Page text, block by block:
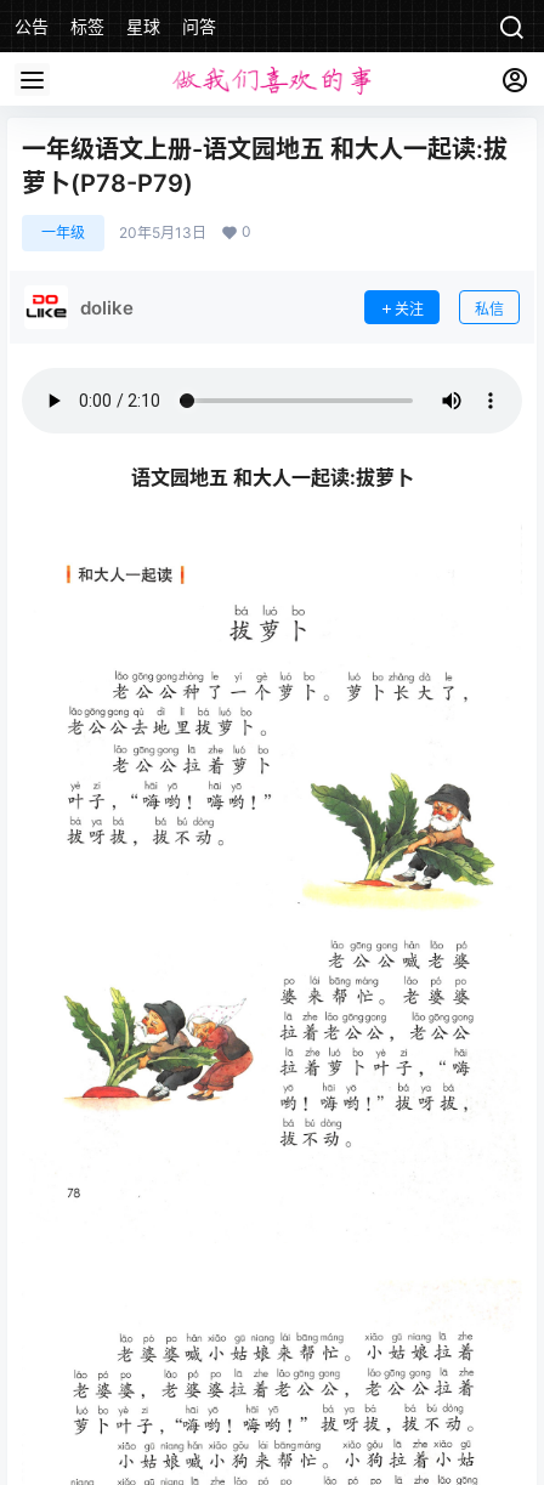
公告 标签 星球 问答
一年级语文上册-语文园地五 和大人一起读:拔
萝卜(P78-P79)
一年级 20年5月13日 0
dolike 关注 私信
语文园地五 和大人一起读:拔萝卜